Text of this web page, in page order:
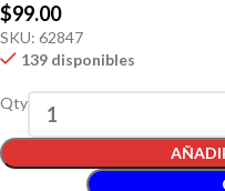
$99.00
SKU: 62847
139 disponibles
Qty